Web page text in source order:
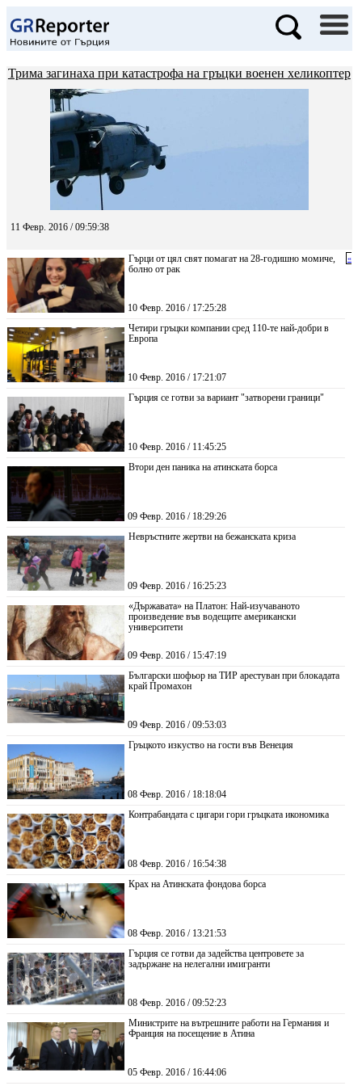
Трима загинаха при катастрофа на гръцки военен хеликоптер
11 Февр. 2016 / 09:59:38
Гърци от цял свят помагат на 28-годишно момиче,
болно от рак
10 Февр. 2016 / 17:25:28
Четири гръцки компании сред 110-те най-добри в
Европа
10 Февр. 2016 / 17:21:07
Гърция се готви за вариант "затворени граници"
10 Февр. 2016 / 11:45:25
Втори ден паника на атинската борса
09 Февр. 2016 / 18:29:26
Невръстните жертви на бежанската криза
09 Февр. 2016 / 16:25:23
«Държавата» на Платон: Най-изучаваното
произведение във водещите американски
университети
09 Февр. 2016 / 15:47:19
Български шофьор на ТИР арестуван при блокадата
край Промахон
09 Февр. 2016 / 09:53:03
Гръцкото изкуство на гости във Венеция
08 Февр. 2016 / 18:18:04
Контрабандата с цигари гори гръцката икономика
08 Февр. 2016 / 16:54:38
Крах на Атинската фондова борса
08 Февр. 2016 / 13:21:53
Гърция се готви да задейства центровете за
задържане на нелегални имигранти
08 Февр. 2016 / 09:52:23
Министрите на вътрешните работи на Германия и
Франция на посещение в Атина
05 Февр. 2016 / 16:44:06
«